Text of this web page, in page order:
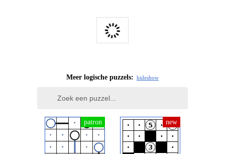
Meer logische puzzels: hideshow